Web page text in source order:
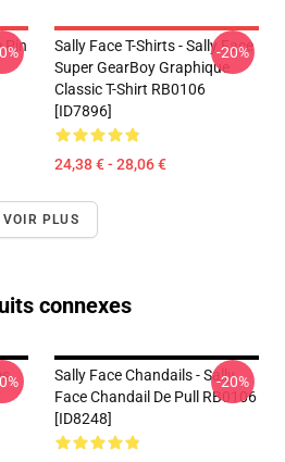
Pin
Sally Face T-Shirts - Sally Face
Super GearBoy Graphique
Classic T-Shirt RB0106
[ID7896]
24,38 € - 28,06 €
-20%
VOIR PLUS
connexes
Sally Face Chandails - Sally
Face Chandail De Pull RB0106
[ID8248]
-20%